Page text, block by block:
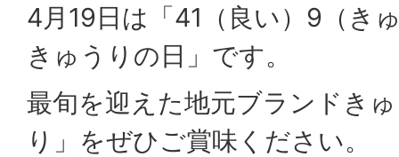
4月19日は「41（良い）9（き
きゅうりの日」です。
最旬を迎えた地元ブランドき
り」をぜひご賞味ください。